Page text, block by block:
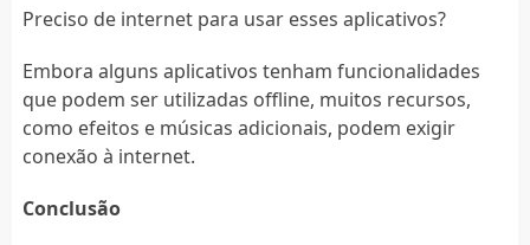
Preciso de internet para usar esses aplicativos?
Embora alguns aplicativos tenham funcionalidades
que podem ser utilizadas offline, muitos recursos,
como efeitos e músicas adicionais, podem exigir
conexão à internet.
Conclusão